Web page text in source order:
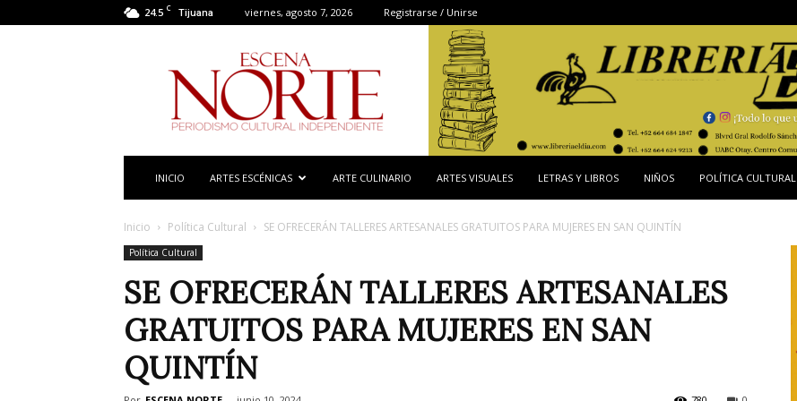
24.5 C Tijuana viernes, agosto 7, 2026 Registrarse / Unirse
Norte
INICIO ARTES ESCÉNICAS ARTE CULINARIO ARTES VISUALES LETRAS Y LIBROS NIÑOS POLÍTICA CULTURAL
Inicio Política Cultural SE OFRECERÁN TALLERES ARTESANALES GRATUITOS PARA MUJERES EN SAN QUINTÍN
Política Cultural
SE OFRECERÁN TALLERES ARTESANALES
GRATUITOS PARA MUJERES EN SAN
QUINTÍN